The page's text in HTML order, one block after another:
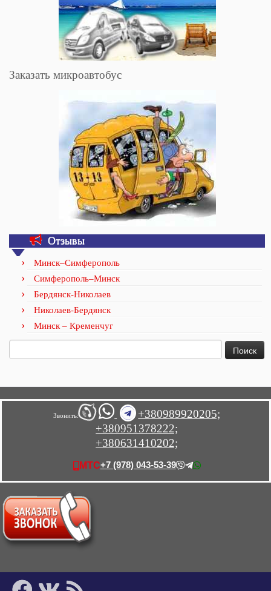
Заказать микроавтобус
Отзывы
Минск–Симферополь
Симферополь–Минск
Бердянск-Николаев
Николаев-Бердянск
Минск – Кременчуг
Звонить:
+380989920205;
+380951378222;
+380631410202;
МТС+7 (978) 043-53-39